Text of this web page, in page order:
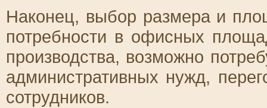
Наконец, выбор размера и
потребности в офисных
производства, возможно
административных нужд,
сотрудников.